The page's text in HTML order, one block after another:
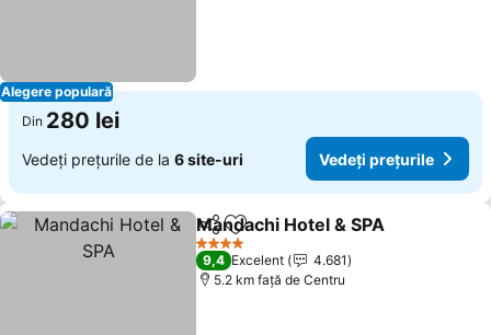
Alegere populară
Din 280 lei
Vedeți prețurile de la 6 site-uri Vedeți prețurile
DistribuițiAdăugaţi la favorite
Mandachi Hotel & SPA
4 Stele
9,4 Excelent
4.681
5.2 km faţă de Centru